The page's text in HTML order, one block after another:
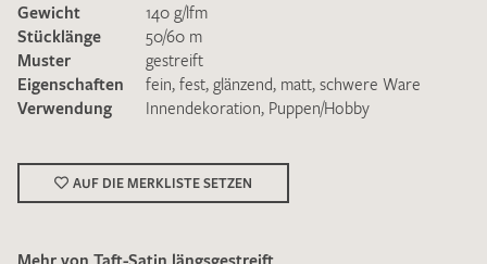
Ich bin damit einverstanden, dass meine angegebenen Daten
zur Beantwortung meiner Musteranfrage genutzt werden.
DieDatenschutzbestimmungenhabe ich zur Kenntnis
Gewicht
140 g/lfm
Stücklänge
50/60 m
Muster
gestreift
Eigenschaften
fein, fest, glänzend, matt, schwere Ware
Verwendung
Innendekoration, Puppen/Hobby
AUF DIE MERKLISTE SETZEN
Mehr von Taft-Satin längsgestreift